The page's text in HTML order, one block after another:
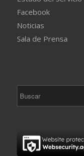
Facebook
Noticias
Sala de Prensa